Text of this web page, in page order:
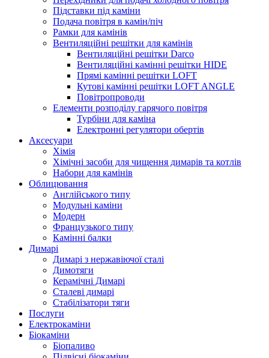
Підставки під каміни
Подача повітря в камін/піч
Рамки для камінів
Вентиляційні решітки для камінів
Вентиляційні решітки Darco
Вентиляційні камінні решітки HIDE
Прямі камінні решітки LOFT
Кутові камінні решітки LOFT ANGLE
Повітропроводи
Елементи розподілу гарячого повітря
Турбіни для каміна
Електронні регулятори обертів
Аксесуари
Хімія
Хімічні засоби для чищення димарів та котлів
Набори для камінів
Облицювання
Англійського типу
Модульні каміни
Модерн
Французького типу
Камінні балки
Димарі
Димарі з нержавіючої сталі
Димотяги
Керамічні Димарі
Сталеві димарі
Стабілізатори тяги
Послуги
Електрокаміни
Біокаміни
Біопаливо